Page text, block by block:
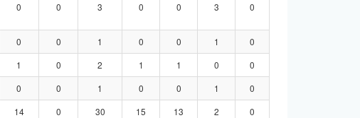
0 0 3 0 0 3 0
0 0 1 0 0 1
0
1 0 2 1 1 0
0
0 0 1 0 0 1
0
14 0 30 15 13 2
0